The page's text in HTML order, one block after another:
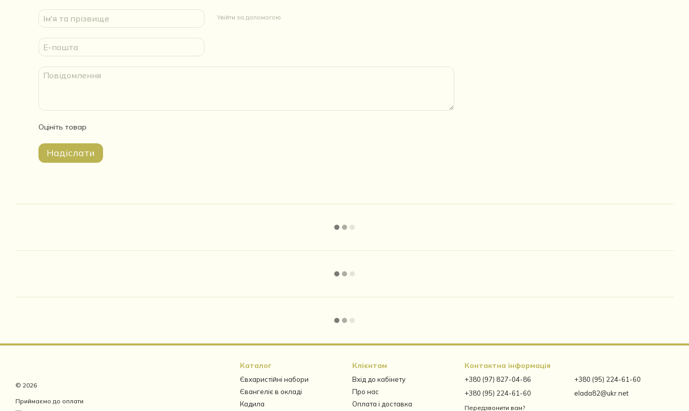
Увійти за допомогою
Оцініть товар
Надіслати
© 2026
Приймаємо до оплати
Каталог
Євхаристійні набори
Євангеліє в окладі
Кадила
Клієнтам
Вхід до кабінету
Про нас
Оплата і доставка
Контактна інформація
+380 (97) 827-04-86
+380 (95) 224-61-60
Передзвонити вам?
+380 (95) 224-61-60
elada82@ukr.net